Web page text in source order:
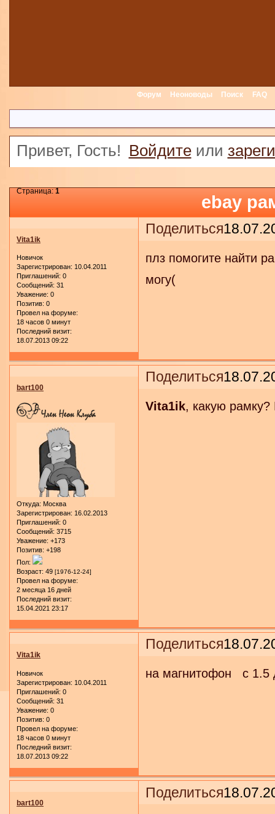
Форум Неоноводы Поиск FAQ
Привет, Гость! Войдитеили
ebay
Страница:1
Поделиться
Vita1ik
Новичок
Зарегистрирован: 10.04.2011
Приглашений: 0
Сообщений: 31
Уважение: 0
Позитив: 0
Провел на форуме:
18 часов 0 минут
Последний визит:
18.07.2013 09:22
плз помогите найти
могу(
Поделиться
bart100
Откуда: Москва
Зарегистрирован: 16.02.2013
Приглашений: 0
Сообщений: 3715
Уважение: +173
Позитив: +198
Пол:
Возраст: 49 [1976-12-24]
Провел на форуме:
2 месяца 16 дней
Последний визит:
15.04.2021 23:17
Vita1ik, какую рамку?
Поделиться
Vita1ik
Новичок
Зарегистрирован: 10.04.2011
Приглашений: 0
Сообщений: 31
Уважение: 0
Позитив: 0
Провел на форуме:
18 часов 0 минут
Последний визит:
18.07.2013 09:22
на магнитофон с 1.5
Поделиться
bart100